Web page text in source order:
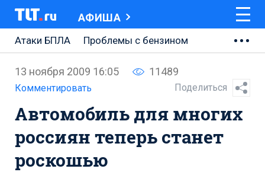
АФИША
Атаки БПЛА
Проблемы с бензином
АВТОВАЗ
Ремонт Центральной площади
Ремонт Обводного шоссе
Набережная Тольятти
Неделя Тольятти
13 ноября 2009 16:05 11489
Комментировать Поделиться
Автомобиль для многих
россиян теперь станет
роскошью